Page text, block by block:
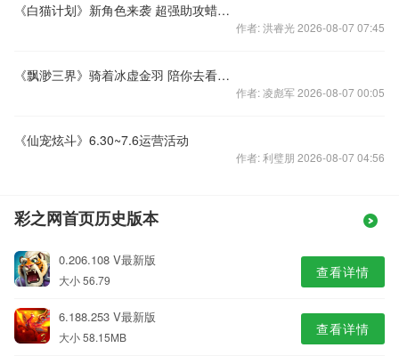
《白猫计划》新角色来袭 超强助攻蜡笔小新
作者: 洪睿光 2026-08-07 07:45
《飘渺三界》骑着冰虚金羽 陪你去看流星雨
作者: 凌彪军 2026-08-07 00:05
《仙宠炫斗》6.30~7.6运营活动
作者: 利璧朋 2026-08-07 04:56
彩之网首页历史版本
0.206.108 V最新版
大小 56.79 查看详情
6.188.253 V最新版
大小 58.15MB 查看详情